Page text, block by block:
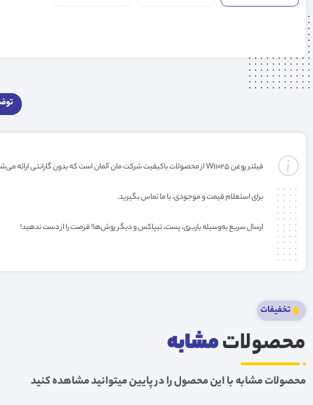
فیلتر روغن W11025 از محصولات باکیفیت شرکت مان آلمان است که بدون گارانتی ارائه می‌شود. خرید این فیلتر به صورت عمده یا کارتنی شامل تخفیف ویژه فروشگاه می‌باشد.
برای استعلام قیمت و موجودی، با ما تماس بگیرید.
ارسال سریع به‌وسیله باربری، پست، تیپاکس و دیگر روش‌ها! فرصت را از دست ندهید!
تخفیفات
محصولاتمشابه
محصولات مشابه با این محصول را در پایین میتوانید مشاهده کنید